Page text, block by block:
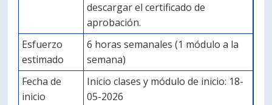
descargar el certificado de
aprobación.
Esfuerzo
estimado
6 horas semanales (1 módulo a la
semana)
Fecha de
inicio
Inicio clases y módulo de inicio: 18-
05-2026